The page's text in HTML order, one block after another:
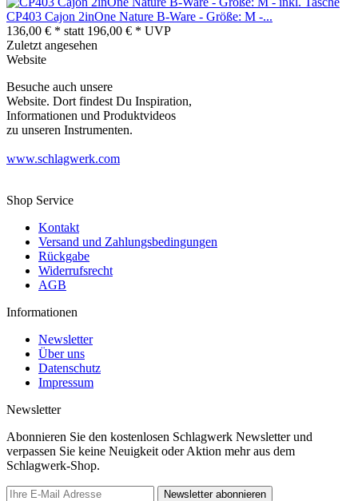
CP403 Cajon 2inOne Nature B-Ware - Größe: M -...
136,00 € * statt 196,00 € * UVP
Zuletzt angesehen
Website
Besuche auch unsere
Website. Dort findest Du Inspiration,
Informationen und Produktvideos
zu unseren Instrumenten.
www.schlagwerk.com
Shop Service
Kontakt
Versand und Zahlungsbedingungen
Rückgabe
Widerrufsrecht
AGB
Informationen
Newsletter
Über uns
Datenschutz
Impressum
Newsletter
Abonnieren Sie den kostenlosen Schlagwerk Newsletter und
verpassen Sie keine Neuigkeit oder Aktion mehr aus dem
Schlagwerk-Shop.
Newsletter abonnieren